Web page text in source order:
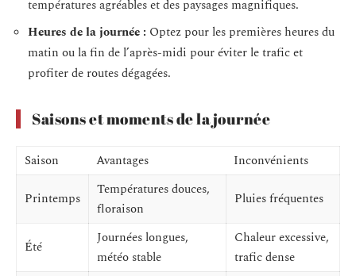
températures agréables et des paysages magnifiques.
Heures de la journée : Optez pour les premières heures du
matin ou la fin de l’après-midi pour éviter le trafic et
profiter de routes dégagées.
Saisons et moments de la journée
Saison Avantages Inconvénients
Printemps
Températures douces,
floraison
Pluies fréquentes
Été
Journées longues,
météo stable
Chaleur excessive,
trafic dense